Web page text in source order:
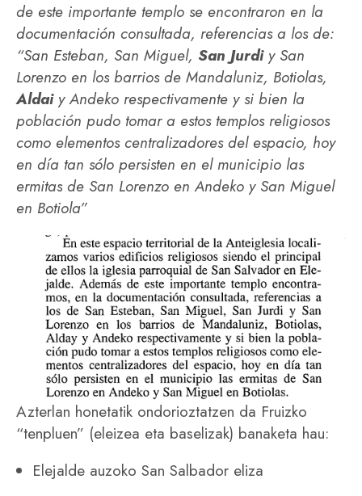
de este importante templo se encontraron en la
documentación consultada, referencias a los de:
“San Esteban, San Miguel, San Jurdiy San
Lorenzo en los barrios de Mandaluniz, Botiolas,
Aldai y Andeko respectivamente y si bien la
población pudo tomar a estos templos religiosos
como elementos centralizadores del espacio, hoy
en día tan sólo persisten en el municipio las
ermitas de San Lorenzo en Andeko y San Miguel
en Botiola”
Azterlan honetatik ondorioztatzen da Fruizko
“tenpluen” (eleizea eta baselizak) banaketa hau:
Elejalde auzoko San Salbador eliza